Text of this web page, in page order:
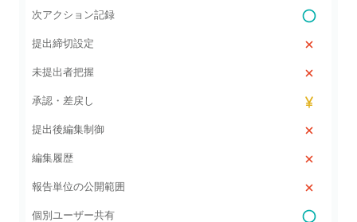
次アクション記録
提出締切設定
未提出者把握
承認・差戻し
提出後編集制御
編集履歴
報告単位の公開範囲
個別ユーザー共有